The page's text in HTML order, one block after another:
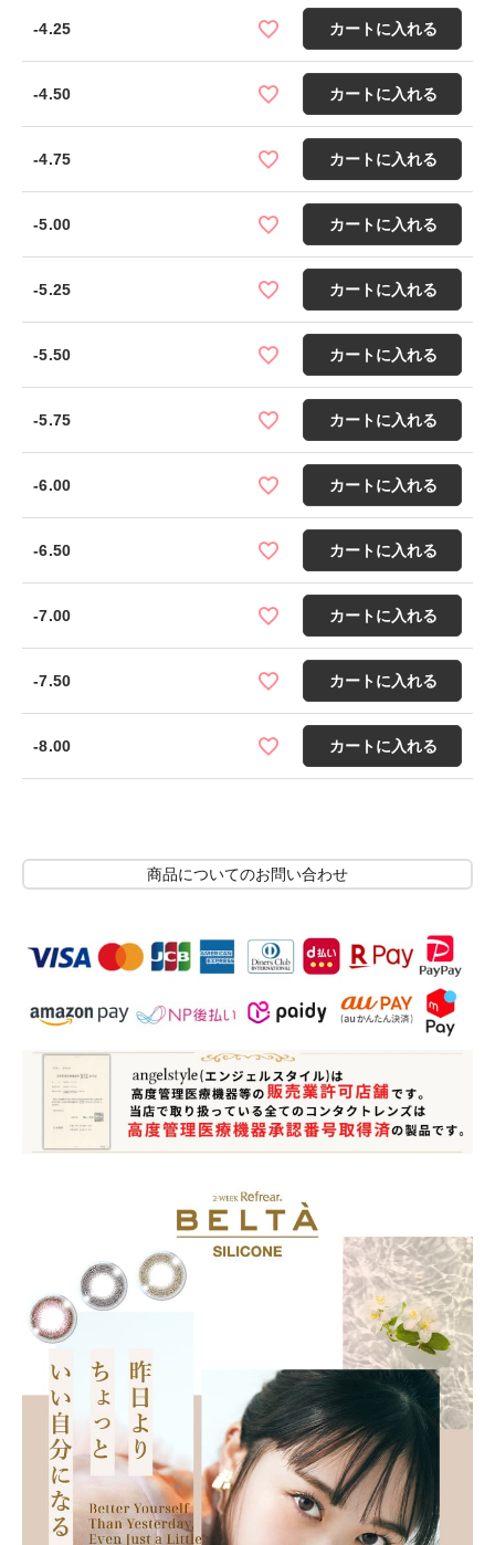
-4.25 カートに入れる
-4.50 カートに入れる
-4.75 カートに入れる
-5.00 カートに入れる
-5.25 カートに入れる
-5.50 カートに入れる
-5.75 カートに入れる
-6.00 カートに入れる
-6.50 カートに入れる
-7.00 カートに入れる
-7.50 カートに入れる
-8.00 カートに入れる
商品についてのお問い合わせ